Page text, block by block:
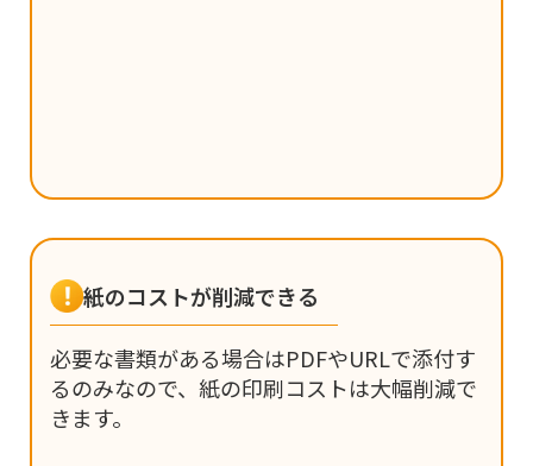
紙のコストが削減できる
必要な書類がある場合はPDFやURLで添付す
るのみなので、紙の印刷コストは大幅削減で
きます。